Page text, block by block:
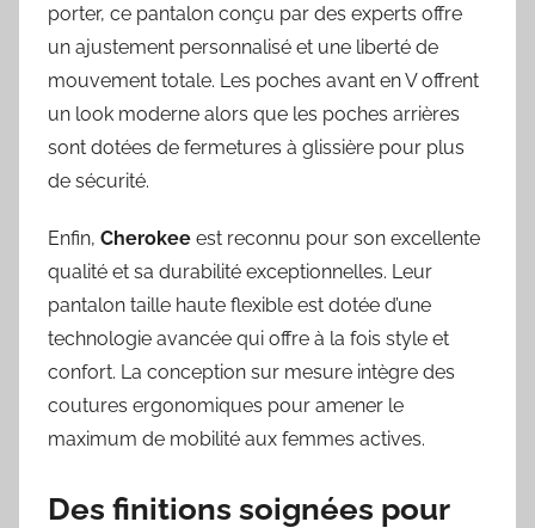
porter, ce pantalon conçu par des experts offre
un ajustement personnalisé et une liberté de
mouvement totale. Les poches avant en V offrent
un look moderne alors que les poches arrières
sont dotées de fermetures à glissière pour plus
de sécurité.
Enfin, Cherokee est reconnu pour son excellente
qualité et sa durabilité exceptionnelles. Leur
pantalon taille haute flexible est dotée d’une
technologie avancée qui offre à la fois style et
confort. La conception sur mesure intègre des
coutures ergonomiques pour amener le
maximum de mobilité aux femmes actives.
Des finitions soignées pour